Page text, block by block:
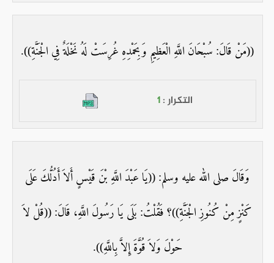
((مَنْ قَالَ: سُبْحَانَ اللَّهِ الْعَظِيمِ وَبِحَمْدِهِ غُرِسَتْ لَهُ نَخْلَةٌ فِي الْجَنَّةِ)).
التكرار :1
وَقَالَ صلى الله عليه وسلم: ((يَا عَبْدَ اللَّهِ بْنَ قَيْسٍ أَلاَ أَدُلُّكَ عَلَى
كَنْزٍ مِنْ كُنُوزِ الْجَنَّةِ))؟ فَقُلْتُ: بَلَى يَا رَسُولَ اللَّهِ، قَالَ: ((قُلْ لاَ
حَوْلَ وَلاَ قُوَّةَ إِلاَّ بِاللَّهِ)).